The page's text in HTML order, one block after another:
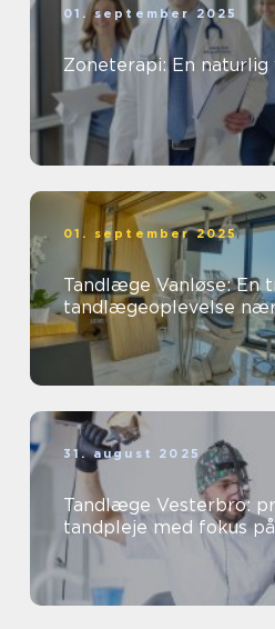
01. september 2025
Zoneterapi: En
01. september 2025
Tandlæge Vanløse: En
tandlægeoplevelse
31. august 2025
Tandlæge Vesterbro:
tandpleje med fokus